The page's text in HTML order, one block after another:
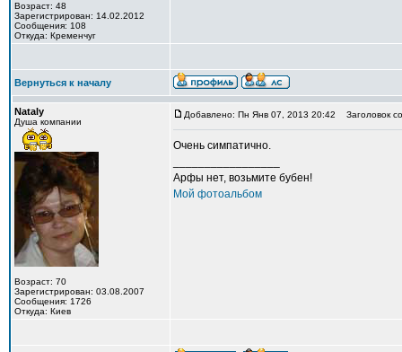
Возраст: 48
Зарегистрирован: 14.02.2012
Сообщения: 108
Откуда: Кременчуг
Вернуться к началу
Nataly
Душа компании
Возраст: 70
Зарегистрирован: 03.08.2007
Сообщения: 1726
Откуда: Киев
Добавлено: Пн Янв 07, 2013 20:42 Заголовок
Очень симпатично.
Арфы нет, возьмите бубен!
Мой фотоальбом